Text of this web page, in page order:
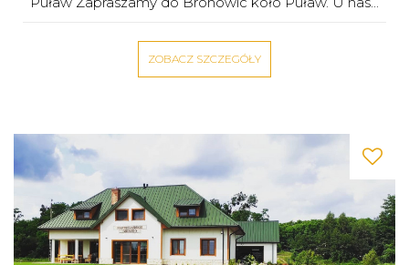
ZOBACZ SZCZEGÓŁY